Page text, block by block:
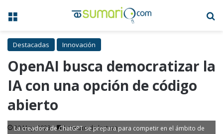
Menú
Destacadas Innovación
OpenAI busca democratizar la
IA con una opción de código
abierto
20 May, 2023 1 minuto de lectura
La creadora de ChatGPT se prepara para competir en el ámbito de